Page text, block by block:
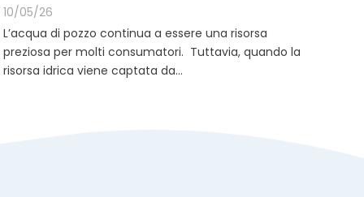
10/05/26
L’acqua di pozzo continua a essere una risorsa
preziosa per molti consumatori. Tuttavia, quando la
risorsa idrica viene captata da...